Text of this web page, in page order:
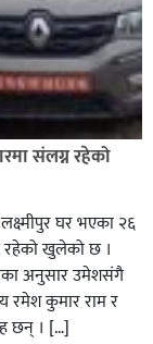
संलग्न रहेको
घर भएका २६
रहेको खुलेको छ ।
अनुसार उमेशसंगै
रमेश कुमार राम र
छन् । […]